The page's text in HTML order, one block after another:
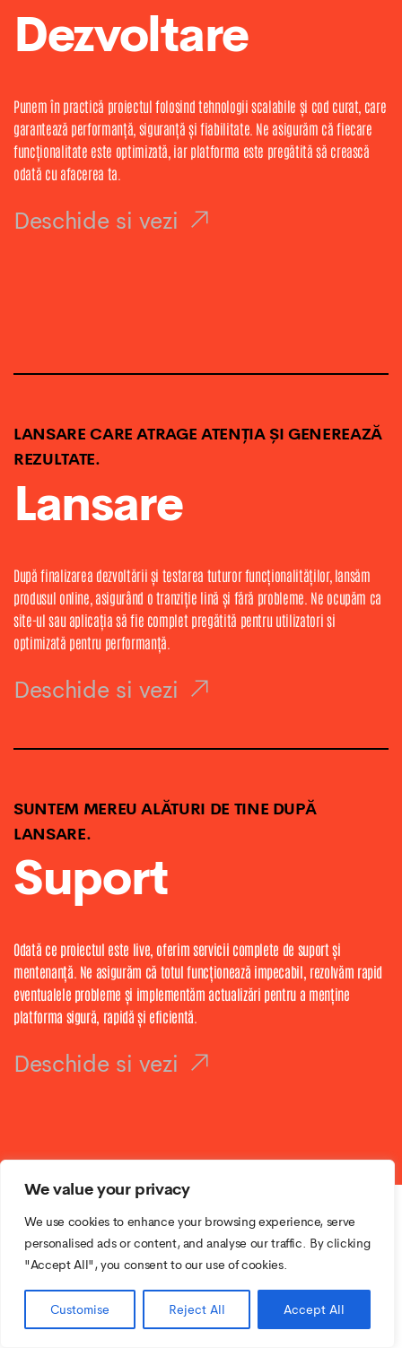
We value your privacy
We use cookies to enhance your browsing experience, serve
personalised ads or content, and analyse our traffic. By clicking
"Accept All", you consent to our use of cookies.
Customise Reject All Accept All
Dezvoltare
Punem în practică proiectul folosind tehnologii scalabile și cod curat, care
garantează performanță, siguranță și fiabilitate. Ne asigurăm că fiecare
funcționalitate este optimizată, iar platforma este pregătită să crească
odată cu afacerea ta.
Deschide si vezi
LANSARE CARE ATRAGE ATENȚIA ȘI GENEREAZĂ
REZULTATE.
Lansare
După finalizarea dezvoltării și testarea tuturor funcționalităților, lansăm
produsul online, asigurând o tranziție lină și fără probleme. Ne ocupăm ca
site-ul sau aplicația să fie complet pregătită pentru utilizatori si
optimizată pentru performanță.
Deschide si vezi
SUNTEM MEREU ALĂTURI DE TINE DUPĂ
LANSARE.
Suport
Odată ce proiectul este live, oferim servicii complete de suport și
mentenanță. Ne asigurăm că totul funcționează impecabil, rezolvăm rapid
eventualele probleme și implementăm actualizări pentru a menține
platforma sigură, rapidă și eficientă.
Deschide si vezi